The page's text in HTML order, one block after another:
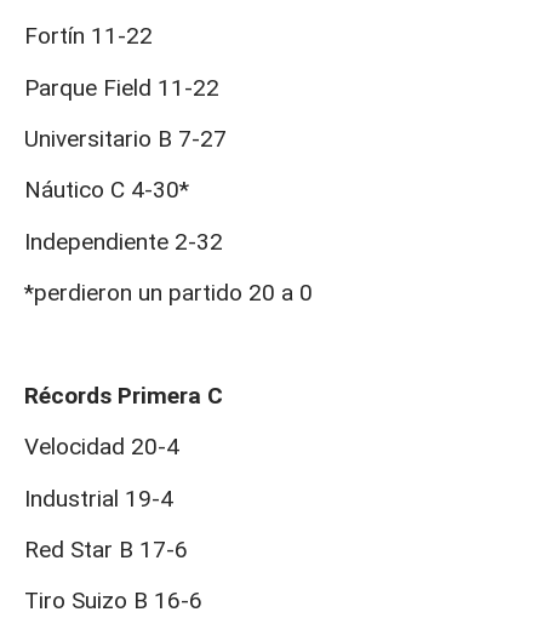
Fortín 11-22
Parque Field 11-22
Universitario B 7-27
Náutico C 4-30*
Independiente 2-32
*perdieron un partido 20 a 0
Récords Primera C
Velocidad 20-4
Industrial 19-4
Red Star B 17-6
Tiro Suizo B 16-6